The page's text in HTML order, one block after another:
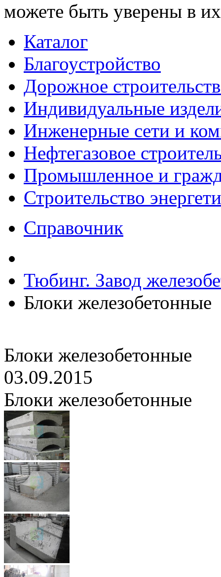
можете быть уверены в их
Каталог
Благоустройство
Дорожное
Индивидуальные
Инженерные сети и
Нефтегазовое
Промышленное и
Строительство
Справочник
Тюбинг. Завод
Блоки железобетонные
Блоки железобетонные
03.09.2015
Блоки железобетонные